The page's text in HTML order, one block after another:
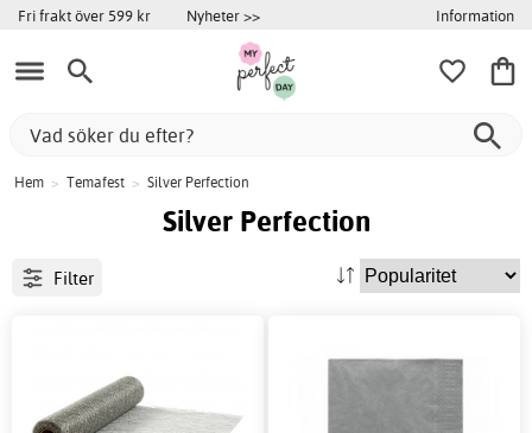
Fri frakt över 599 kr Nyheter >> Information
Hem > Temafest > Silver Perfection
Silver Perfection
Filter